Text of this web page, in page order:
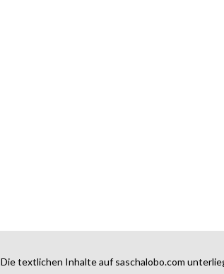
Die textlichen Inhalte auf saschalobo.com